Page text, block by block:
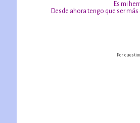
Es mi
Desde ahora tengo que ser
Por